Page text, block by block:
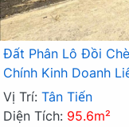
Đất Phân Lô Đồi
Chính Kinh Doanh
Vị Trí: Tân Tiến
Diện Tích: 95.6m²